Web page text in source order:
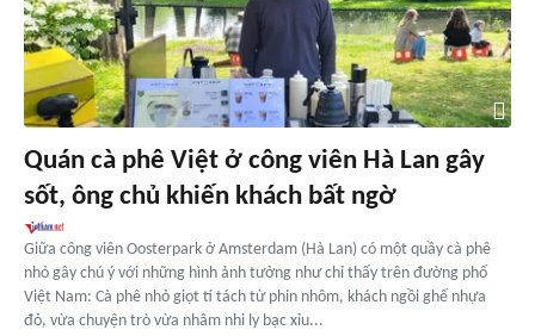
Quán cà phê Việt ở công viên Hà Lan gây
sốt, ông chủ khiến khách bất ngờ
Giữa công viên Oosterpark ở Amsterdam (Hà Lan) có một quầy cà phê
nhỏ gây chú ý với những hình ảnh tưởng như chỉ thấy trên đường phố
Việt Nam: Cà phê nhỏ giọt tí tách từ phin nhôm, khách ngồi ghế nhựa
đỏ, vừa chuyện trò vừa nhâm nhi ly bạc xỉu...